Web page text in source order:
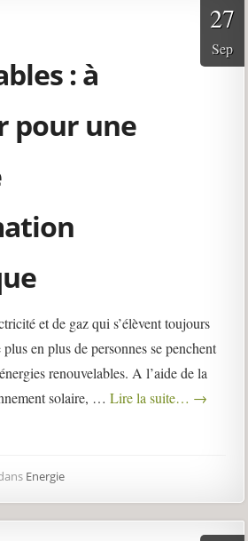
: à
pour une
27
Sep
et de gaz qui s’élèvent toujours
en plus de personnes se penchent
renouvelables. A l’aide de la
solaire, …Lire la suite… →
Energie